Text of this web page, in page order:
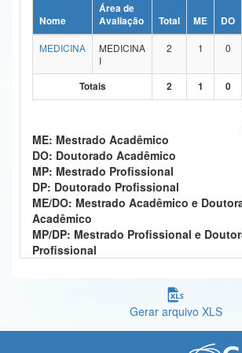
Ministério da Ciência, Tecnologia, Inovações e
Ministério do Meio Ambiente
Ministério do Turismo
Controladoria-Geral da União
Ministério da Mulher, da Família e dos Direitos Humanos
Secretaria-Geral
Secretaria de Governo
Banco Central do Brasil
Nome
Área de
Avaliação
Total ME DO
MEDICINA
MEDICINA
I
2 1 0
Totais 2 1 0
ME: Mestrado Acadêmico
DO: Doutorado Acadêmico
MP: Mestrado Profissional
DP: Doutorado Profissional
ME/DO: Mestrado Acadêmico e
Acadêmico
MP/DP: Mestrado Profissional e
Profissional
Gerar arquivo XLS